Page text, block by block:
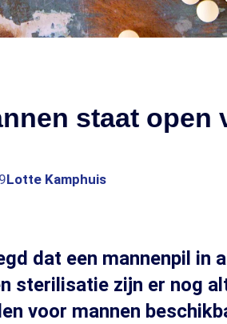
staat open
Lotte Kamphuis
dat een mannenpil in
sterilisatie zijn er nog
voor mannen